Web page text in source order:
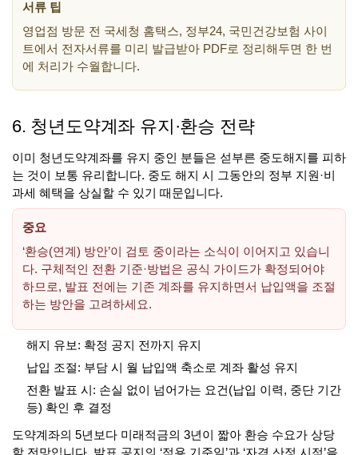
서류 팁
영업점 방문 전 국세청 홈택스, 정부24, 국민건강보험 사이
트에서 전자서류를 미리 발급받아 PDF로 정리해두면 한 번
에 처리가 수월합니다.
6. 청년도약계좌 유지·환승 전략
이미 청년도약계좌를 유지 중인 분들은 섣부른 중도해지를 피하
는 것이 보통 유리합니다. 중도 해지 시 그동안의 정부 지원·비
과세 혜택을 상실할 수 있기 때문입니다.
중요
‘환승(연계) 방안’이 검토 중이라는 소식이 이어지고 있습니
다. 구체적인 전환 기준·방법은 공식 가이드가 확정되어야
하므로, 발표 전에는 기존 계좌를 유지하면서 납입액을 조절
하는 방안을 고려하세요.
해지 유보: 확정 공지 전까지 유지
납입 조절: 부담 시 월 납입액 축소로 계좌 활성 유지
전환 발표 시: 손실 없이 넘어가는 요건(납입 이력, 중단 기간
등) 확인 후 결정
도약계좌의 5년보다 미래적금의 3년이 짧아 환승 수요가 상당